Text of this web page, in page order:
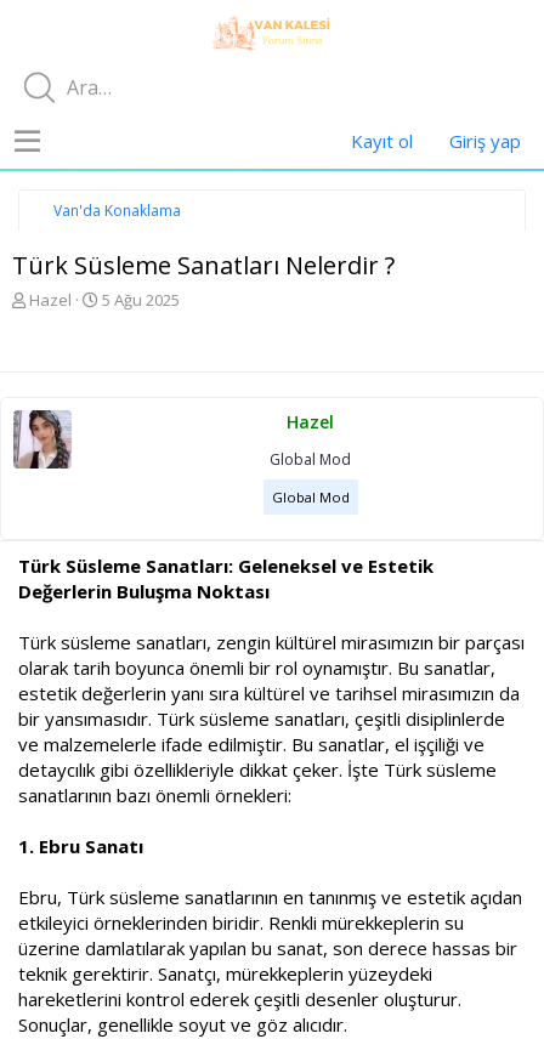
Kayıt ol Giriş yap
Van'da Konaklama
Türk Süsleme Sanatları Nelerdir ?
K
u
b
a
ş
a
n
Hazel
B
i
i
5 Ağu 2025
Hazel
Global Mod
Global Mod
Türk Süsleme Sanatları: Geleneksel ve Estetik
Değerlerin Buluşma Noktası
Türk süsleme sanatları, zengin kültürel mirasımızın bir parçası
olarak tarih boyunca önemli bir rol oynamıştır. Bu sanatlar,
estetik değerlerin yanı sıra kültürel ve tarihsel mirasımızın da
bir yansımasıdır. Türk süsleme sanatları, çeşitli disiplinlerde
ve malzemelerle ifade edilmiştir. Bu sanatlar, el işçiliği ve
detaycılık gibi özellikleriyle dikkat çeker. İşte Türk süsleme
sanatlarının bazı önemli örnekleri:
1. Ebru Sanatı
Ebru, Türk süsleme sanatlarının en tanınmış ve estetik açıdan
etkileyici örneklerinden biridir. Renkli mürekkeplerin su
üzerine damlatılarak yapılan bu sanat, son derece hassas bir
teknik gerektirir. Sanatçı, mürekkeplerin yüzeydeki
hareketlerini kontrol ederek çeşitli desenler oluşturur.
Sonuçlar, genellikle soyut ve göz alıcıdır.